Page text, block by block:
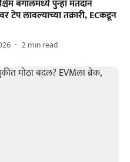
बंगालमध्ये पुन्हा मतदान
लावल्याच्या तक्रारी, ECकडून
2min read